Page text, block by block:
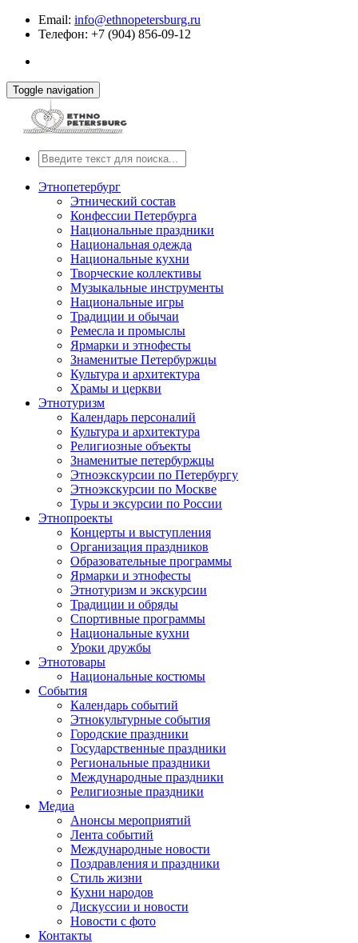
Email: info@ethnopetersburg.ru
Телефон: +7 (904) 856-09-12
Toggle navigation
Этнопетербург
Этнический состав
Конфессии Петербурга
Национальные праздники
Национальная одежда
Национальные кухни
Творческие коллективы
Музыкальные инструменты
Национальные игры
Традиции и обычаи
Ремесла и промыслы
Ярмарки и этнофесты
Знаменитые Петербуржцы
Культура и архитектура
Храмы и церкви
Этнотуризм
Календарь персоналий
Культура и архитектура
Религиозные объекты
Знаменитые петербуржцы
Этноэкскурсии по Петербургу
Этноэкскурсии по Москве
Туры и эксурсии по России
Этнопроекты
Концерты и выступления
Организация праздников
Образовательные программы
Ярмарки и этнофесты
Этнотуризм и экскурсии
Традиции и обряды
Спортивные программы
Национальные кухни
Уроки дружбы
Этнотовары
Национальные костюмы
События
Календарь событий
Этнокультурные события
Городские праздники
Государственные праздники
Региональные праздники
Международные праздники
Религиозные праздники
Медиа
Анонсы мероприятий
Лента событий
Международные новости
Поздравления и праздники
Cтиль жизни
Кухни народов
Дискуссии и новости
Новости с фото
Контакты